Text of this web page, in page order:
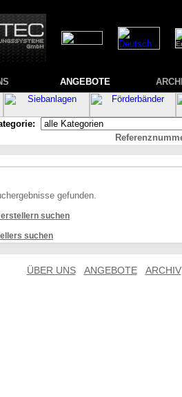
ANGEBOTE
gefunden.
suchen
suchen
ÜBER UNS ANGEBOTE ARCHIV